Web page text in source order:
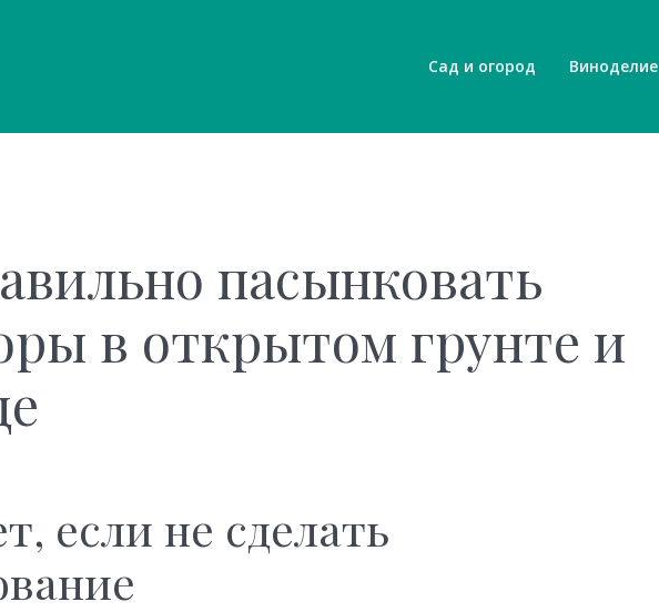
Сад и огород Виноделие
пасынковать
в открытом грунте и
если не сделать